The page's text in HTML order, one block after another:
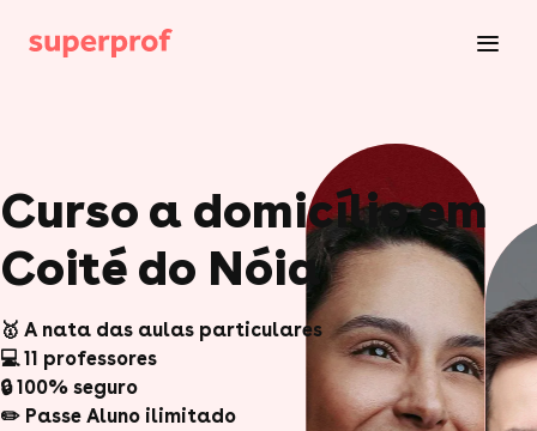
Curso a domicílio em
Coité do Nóia
🥇 A nata das aulas particulares
💻 11 professores
🔒 100% seguro
✏️ Passe Aluno ilimitado